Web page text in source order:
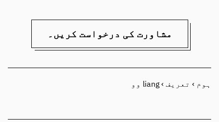
مشاورت کی درخواست کریں۔
ہوم › تعریف › liang وو